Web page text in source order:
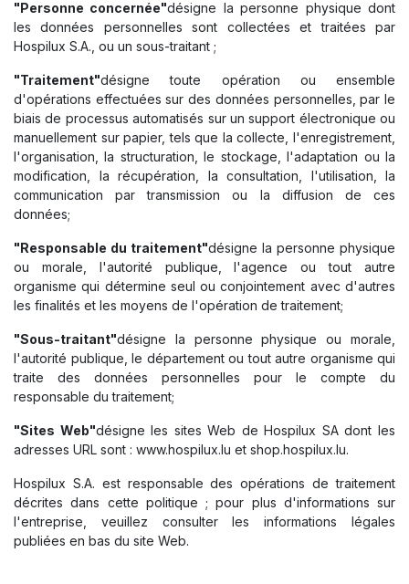
"Personne concernée"désigne la personne physique dont
les données personnelles sont collectées et traitées par
Hospilux S.A., ou un sous-traitant ;
"Traitement"désigne toute opération ou ensemble
d'opérations effectuées sur des données personnelles, par le
biais de processus automatisés sur un support électronique ou
manuellement sur papier, tels que la collecte, l'enregistrement,
l'organisation, la structuration, le stockage, l'adaptation ou la
modification, la récupération, la consultation, l'utilisation, la
communication par transmission ou la diffusion de ces
données;
"Responsable du traitement"désigne la personne physique
ou morale, l'autorité publique, l'agence ou tout autre
organisme qui détermine seul ou conjointement avec d'autres
les finalités et les moyens de l'opération de traitement;
"Sous-traitant"désigne la personne physique ou morale,
l'autorité publique, le département ou tout autre organisme qui
traite des données personnelles pour le compte du
responsable du traitement;
"Sites Web"désigne les sites Web de Hospilux SA dont les
adresses URL sont : www.hospilux.lu et shop.hospilux.lu.
Hospilux S.A. est responsable des opérations de traitement
décrites dans cette politique ; pour plus d'informations sur
l'entreprise, veuillez consulter les informations légales
publiées en bas du site Web.